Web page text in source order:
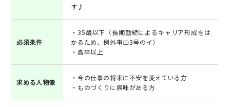
す♪
必須条件
・35歳以下（長期勤続によるキャリア形成をは
かるため、例外事由3号のイ）
・高卒以上
求める人物像
・今の仕事の将来に不安を変えている方
・ものづくりに興味がある方